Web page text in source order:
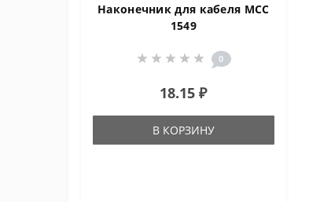
Наконечник для кабеля MCC
1549
0
18.15 ₽
В КОРЗИНУ